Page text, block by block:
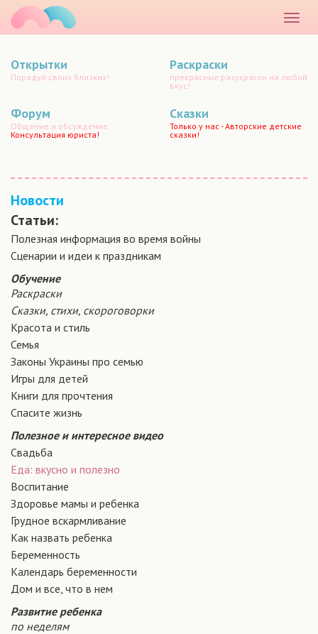
меню
Открытки
Порадуй своих близких!
Раскраски
прекрасные разукраски на любой
вкус!
Форум
Общение и обсуждение.
Консультация юриста!
Сказки
Только у нас - Авторские детские
сказки!
Новости
Статьи:
Полезная информация во время войны
Сценарии и идеи к праздникам
Обучение
Раскраски
Сказки, стихи, скороговорки
Красота и стиль
Семья
Законы Украины про семью
Игры для детей
Книги для прочтения
Спасите жизнь
Полезное и интересное видео
Свадьба
Еда: вкусно и полезно
Воспитание
Здоровье мамы и ребенка
Грудное вскармливание
Как назвать ребенка
Беременность
Календарь беременности
Дом и все, что в нем
Развитие ребенка
по неделям